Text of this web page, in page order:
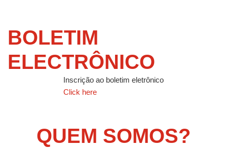
BOLETIM
ELECTRÔNICO
Inscrição ao boletim eletrônico
Click here
QUEM SOMOS?